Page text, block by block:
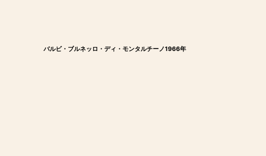
バルビ・ブルネッロ・ディ・モンタルチーノ1966年